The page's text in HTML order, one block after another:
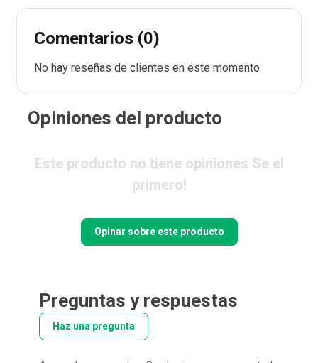
Comentarios (0)
No hay reseñas de clientes en este momento.
Opiniones del producto
Este producto no tiene opiniones Se el
primero!
Opinar sobre este producto
Preguntas y respuestas
Haz una pregunta